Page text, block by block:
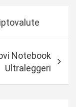
Notebook
Ultraleggeri